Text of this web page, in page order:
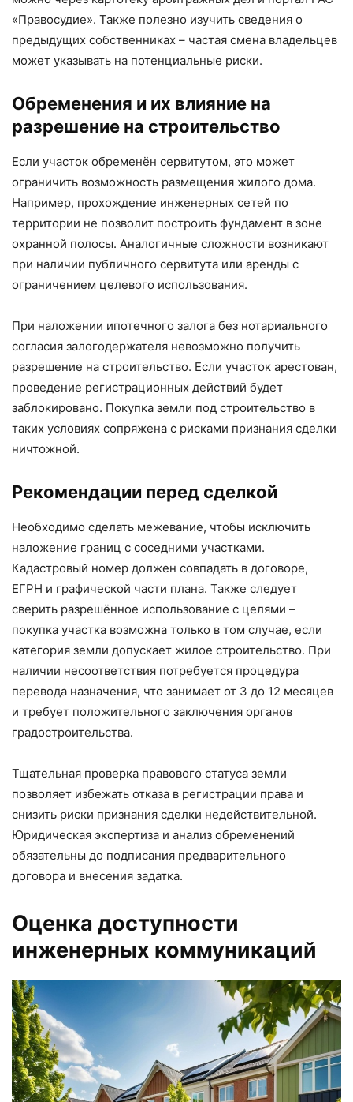
«Правосудие». Также полезно изучить сведения о
предыдущих собственниках – частая смена владельцев
может указывать на потенциальные риски.
Обременения и их влияние на
разрешение на строительство
Если участок обременён сервитутом, это может
ограничить возможность размещения жилого дома.
Например, прохождение инженерных сетей по
территории не позволит построить фундамент в зоне
охранной полосы. Аналогичные сложности возникают
при наличии публичного сервитута или аренды с
ограничением целевого использования.
При наложении ипотечного залога без нотариального
согласия залогодержателя невозможно получить
разрешение на строительство. Если участок арестован,
проведение регистрационных действий будет
заблокировано. Покупка земли под строительство в
таких условиях сопряжена с рисками признания сделки
ничтожной.
Рекомендации перед сделкой
Необходимо сделать межевание, чтобы исключить
наложение границ с соседними участками.
Кадастровый номер должен совпадать в договоре,
ЕГРН и графической части плана. Также следует
сверить разрешённое использование с целями –
покупка участка возможна только в том случае, если
категория земли допускает жилое строительство. При
наличии несоответствия потребуется процедура
перевода назначения, что занимает от 3 до 12 месяцев
и требует положительного заключения органов
градостроительства.
Тщательная проверка правового статуса земли
позволяет избежать отказа в регистрации права и
снизить риски признания сделки недействительной.
Юридическая экспертиза и анализ обременений
обязательны до подписания предварительного
договора и внесения задатка.
Оценка доступности
инженерных коммуникаций